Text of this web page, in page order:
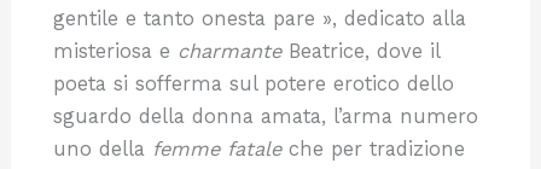
gentile e tanto onesta pare », dedicato alla
misteriosa e charmanteBeatrice, dove il
poeta si sofferma sul potere erotico dello
sguardo della donna amata, l’arma numero
uno della femme fataleche per tradizione